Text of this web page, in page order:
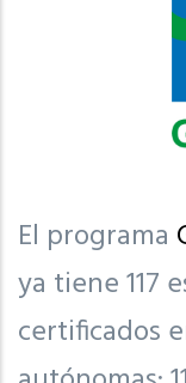
El programa
ya tiene 117
certificados